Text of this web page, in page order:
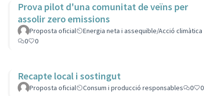
Prova pilot d'una comunitat de veïns per
assolir zero emissions
Proposta oficial
Energia neta i assequible/Acció climàtica
0
0
Recapte local i sostingut
Proposta oficial Consum i producció responsables 0 0